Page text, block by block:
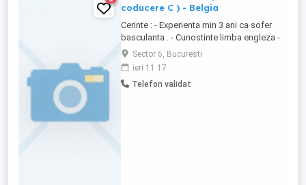
coducere C ) - Belgia
Cerinte : - Experienta min 3 ani ca sofer
basculanta . - Cunostinte limba engleza -
Varsta maxima 50 ani - Experienta manevre
( inacarcare basculare ) pe spatii mici . Se
ofera : - Salariul NET 2800 - 3500 EUR , in
functie de experienta - Cazare , taxe ,
Sector 6, Bucuresti
ieri 11:17
Telefon validat